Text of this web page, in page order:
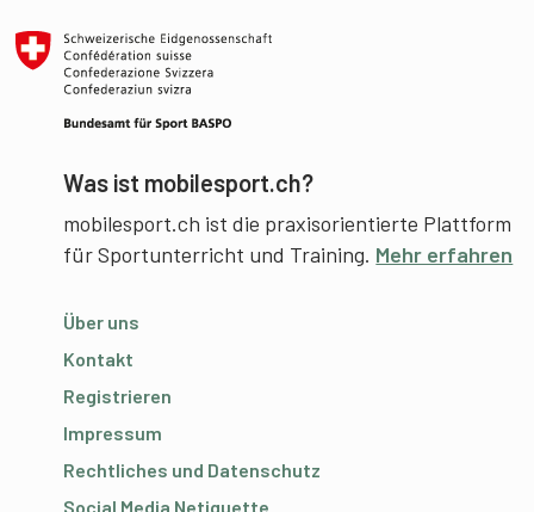
Was ist mobilesport.ch?
mobilesport.ch ist die praxisorientierte Plattform
für Sportunterricht und Training. Mehr erfahren
Über uns
Kontakt
Registrieren
Impressum
Rechtliches und Datenschutz
Social Media Netiquette